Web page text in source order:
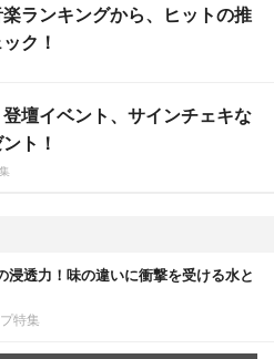
ランキングから、ヒットの推
ク！
壇イベント、サインチェキな
ト！
浸透力！味の違いに衝撃を受ける水と
特集